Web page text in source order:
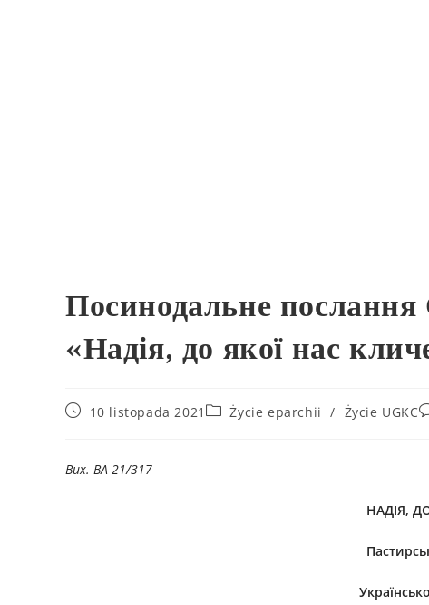
Посинодальне
«Надія, до якої нас
10 listopada 2021 Życie eparchii / Życie UGKC
Вих. ВА 21/317
НАДІЯ,